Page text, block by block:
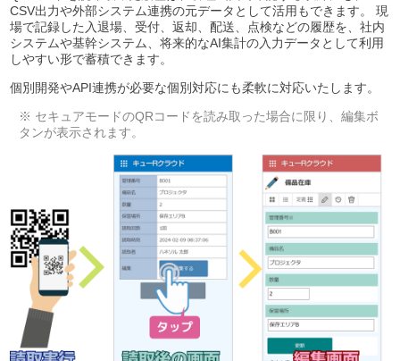
CSV出力や外部システム連携の元データとして活用もできます。 現
場で記録した入退場、受付、返却、配送、点検などの履歴を、社内
システムや基幹システム、将来的なAI集計の入力データとして利用
しやすい形で蓄積できます。
個別開発やAPI連携が必要な個別対応にも柔軟に対応いたします。
※ セキュアモードのQRコードを読み取った場合に限り、編集ボ
タンが表示されます。